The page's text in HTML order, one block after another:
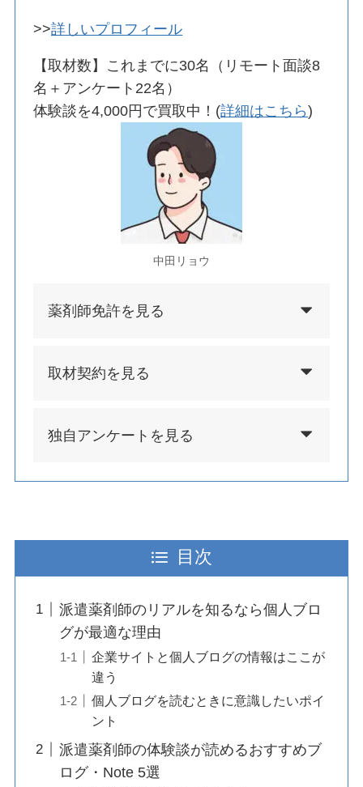
>>詳しいプロフィール
【取材数】これまでに30名（リモート面談8
名＋アンケート22名）
体験談を4,000円で買取中！(詳細はこちら)
中田リョウ
薬剤師免許を見る
取材契約を見る
独自アンケートを見る
目次
派遣薬剤師のリアルを知るなら個人ブロ
グが最適な理由
企業サイトと個人ブログの情報はここが
違う
個人ブログを読むときに意識したいポイ
ント
派遣薬剤師の体験談が読めるおすすめブ
ログ・Note 5選